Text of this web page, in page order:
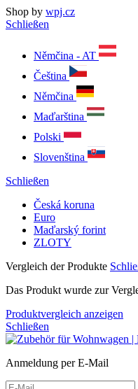
Shop by wpj.cz
Schließen
Němčina - AT
Čeština
Němčina
Maďarština
Polski
Slovenština
Schließen
Česká koruna
Euro
Maďarský forint
ZLOTY
Vergleich der Produkte
Das Produkt wurde zur
Produktvergleich anzeigen
Schließen
Anmeldung per E-Mail